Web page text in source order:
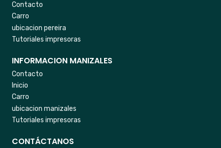
Contacto
Carro
ubicacion pereira
Tutoriales impresoras
INFORMACION MANIZALES
Contacto
Inicio
Carro
ubicacion manizales
Tutoriales impresoras
CONTÁCTANOS